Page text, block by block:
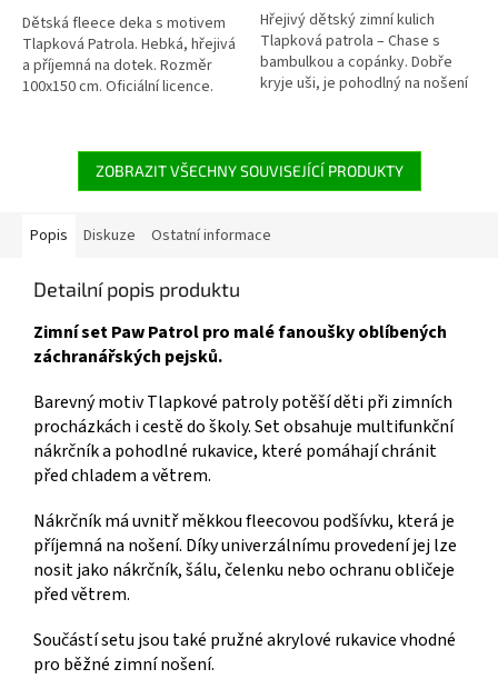
5
hvězdiček.
Dětská fleece deka s motivem
Tlapková Patrola. Hebká, hřejivá
a příjemná na dotek. Rozměr
100x150 cm. Oficiální licence.
5
hvězdiček.
Hřejivý dětský zimní kulich
Tlapková patrola – Chase s
bambulkou a copánky. Dobře
kryje uši, je pohodlný na nošení
👉 TLAPKOVÉ PATROLY
ZOBRAZIT VŠECHNY SOUVISEJÍCÍ PRODUKTY
Popis Diskuze Ostatní informace
Detailní popis produktu
Zimní set Paw Patrol pro malé fanoušky oblíbených
záchranářských pejsků.
Barevný motiv Tlapkové patroly potěší děti při zimních
procházkách i cestě do školy. Set obsahuje multifunkční
nákrčník a pohodlné rukavice, které pomáhají chránit
před chladem a větrem.
Nákrčník má uvnitř měkkou fleecovou podšívku, která je
příjemná na nošení. Díky univerzálnímu provedení jej lze
nosit jako nákrčník, šálu, čelenku nebo ochranu obličeje
před větrem.
Součástí setu jsou také pružné akrylové rukavice vhodné
pro běžné zimní nošení.